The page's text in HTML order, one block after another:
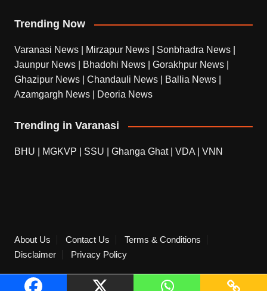
Trending Now
Varanasi News Mirzapur News Sonbhadra News
Jaunpur News
Bhadohi News Gorakhpur News
Ghazipur News
Chandauli News Ballia News
Azamgargh News
Deoria News
Trending in Varanasi
BHU MGKVP SSU Ghanga Ghat| VDA VNN
About Us Contact Us
Terms & Conditions
Disclaimer
Privacy Policy